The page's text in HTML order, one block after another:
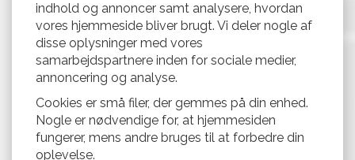
indhold og annoncer samt analysere, hvordan
vores hjemmeside bliver brugt. Vi deler nogle af
disse oplysninger med vores
samarbejdspartnere inden for sociale medier,
annoncering og analyse.
Cookies er små filer, der gemmes på din enhed.
Nogle er nødvendige for, at hjemmesiden
fungerer, mens andre bruges til at forbedre din
oplevelse.